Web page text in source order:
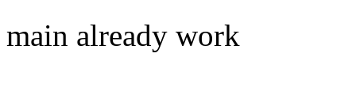
main already work